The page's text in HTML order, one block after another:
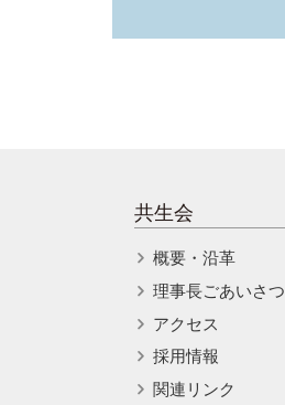
共生会
概要・沿革
理事長ごあいさつ
アクセス
採用情報
関連リンク